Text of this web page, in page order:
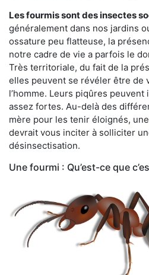
Les fourmis sont des insectes
généralement dans nos jardins
ossature peu flatteuse, la
notre cadre de vie a parfois le
Très territoriale, du fait de la
elles peuvent se révéler être de
l’homme. Leurs piqûres
assez fortes. Au-delà des
mère pour les tenir éloignés,
devrait vous inciter à solliciter
désinsectisation.
Une fourmi : Qu’est-ce que